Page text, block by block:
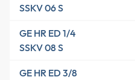
SSKV 06 S
GE HR ED 1/4
SSKV 08 S
GE HR ED 3/8